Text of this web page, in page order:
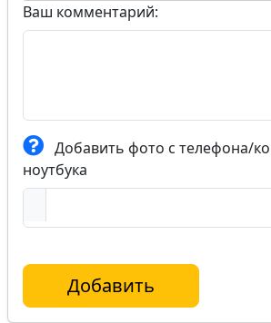
Ваш комментарий:
Добавить фото с телефона/
ноутбука
Добавить